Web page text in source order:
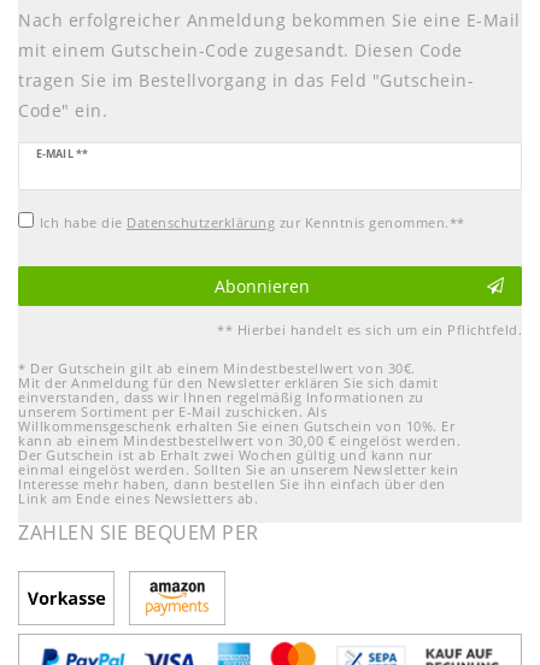
Nach erfolgreicher Anmeldung bekommen Sie eine E-Mail
mit einem Gutschein-Code zugesandt. Diesen Code
tragen Sie im Bestellvorgang in das Feld "Gutschein-
Code" ein.
E-MAIL **
Newsletter
Honig
Ich habe die Daten­schutz­erklärung zur Kenntnis genommen.**
Abonnieren
** Hierbei handelt es sich um ein Pflichtfeld.
* Der Gutschein gilt ab einem Mindestbestellwert von 30€.
Mit der Anmeldung für den Newsletter erklären Sie sich damit
einverstanden, dass wir Ihnen regelmäßig Informationen zu
unserem Sortiment per E-Mail zuschicken. Als
Willkommensgeschenk erhalten Sie einen Gutschein von 10%. Er
kann ab einem Mindestbestellwert von 30,00 € eingelöst werden.
Der Gutschein ist ab Erhalt zwei Wochen gültig und kann nur
einmal eingelöst werden. Sollten Sie an unserem Newsletter kein
Interesse mehr haben, dann bestellen Sie ihn einfach über den
Link am Ende eines Newsletters ab.
ZAHLEN SIE BEQUEM PER